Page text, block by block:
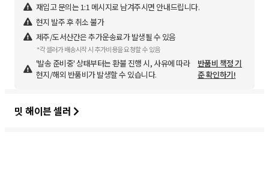
재입고 문의는 1:1 메시지로 남겨주시면 안내드립니다.
현지 발주 후 취소 불가
제주/도서산간은 추가운송료가 발생될 수 있음
*각 셀러가 배송시작 시 추가비용을 요청할 수 있음
'발송 준비중' 상태부터는 환불 진행 시, 사유에 따라
현지/해외 반품비가 발생할 수 있습니다.
반품비 책정 기
준 확인하기!
밋 해이븐 셀러